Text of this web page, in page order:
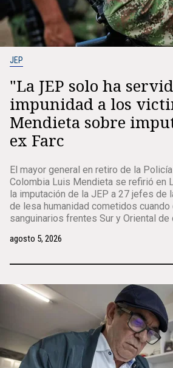
JEP
"La JEP solo ha
impunidad a los
Mendieta sobre
ex Farc
El mayor general en retiro de la
Colombia Luis Mendieta se refirió en
la imputación de la JEP a 27 jefes de
de lesa humanidad cometidos cuando
sanguinarios frentes Sur y Oriental
agosto 5, 2026